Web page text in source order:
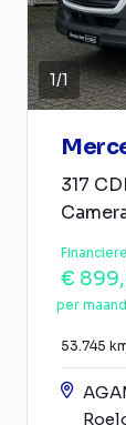
1/1
317
€
per maand
53.745